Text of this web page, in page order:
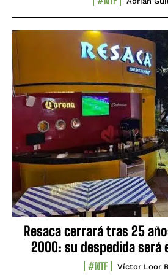
Resaca cerrará tras 25
2000: su despedida será
#NTF Víctor Loor